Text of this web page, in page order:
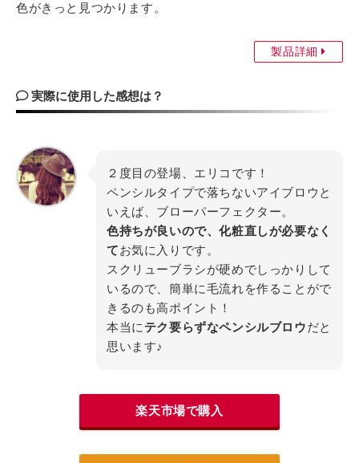
色がきっと見つかります。
製品詳細
実際に使用した感想は？
２度目の登場、エリコです！
ペンシルタイプで落ちないアイブロウと
いえば、ブローパーフェクター。
色持ちが良いので、化粧直しが必要なく
てお気に入りです。
スクリューブラシが硬めでしっかりして
いるので、簡単に毛流れを作ることがで
きるのも高ポイント！
本当に テク要らずなペンシルブロウだと
思います♪
楽天市場で購入